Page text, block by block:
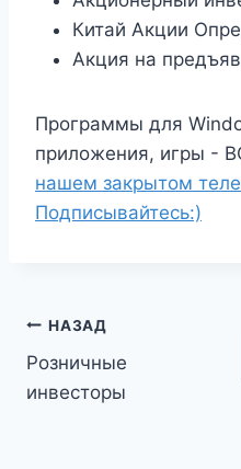
Китай Акции
Акция на
Программы для
приложения, игры -
нашем закрытом
Подписывайтесь:)
Навигация
по
НАЗАД
Розничные
инвесторы